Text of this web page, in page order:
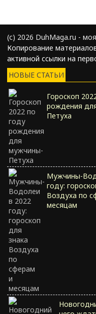
(с) 2026 DuhMaga.ru -
Копирование
активной ссылки на
НОВЫЕ СТАТЬИ
Гороскоп
рождения
Петуха
Мужчины-
году:
Воздуха по
месяцам